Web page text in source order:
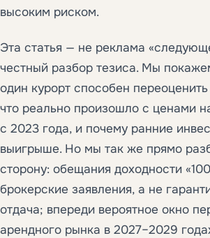
высоким риском.
Эта статья — не реклама
честный разбор тезиса. Мы
один курорт способен
что реально произошло с ценами
с 2023 года, и почему ранние
выигрыше. Но мы так же прямо
сторону: обещания доходности
брокерские заявления, а не
отдача; впереди вероятное окно
арендного рынка в 2027–2029